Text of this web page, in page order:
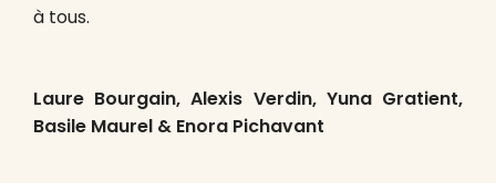
à tous.
Laure Bourgain, Alexis Verdin, Yuna Gratient,
Basile Maurel & Enora Pichavant